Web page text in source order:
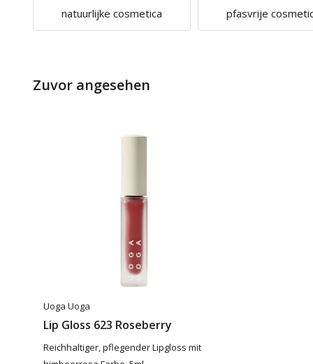
natuurlijke cosmetica pfasvrije
Zuvor angesehen
Uoga Uoga
Lip Gloss 623 Roseberry
Reichhaltiger, pflegender Lipgloss mit